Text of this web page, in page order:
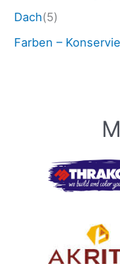
Dach(5)
Farben –